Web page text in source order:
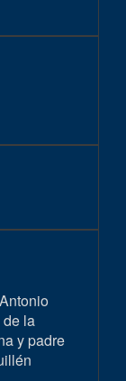
la
y padre